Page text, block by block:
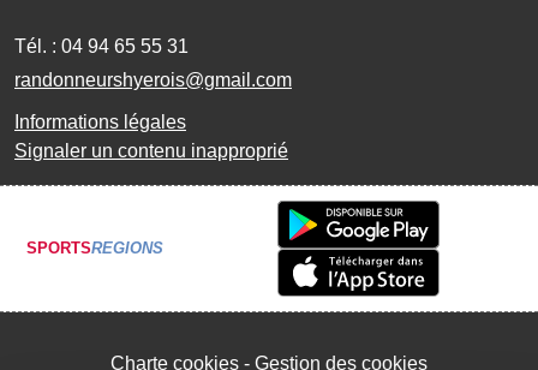
Tél. : 04 94 65 55 31
randonneurshyerois@gmail.com
Informations légales
Signaler un contenu inapproprié
SPORTSREGIONS
Charte cookies Gestion des cookies